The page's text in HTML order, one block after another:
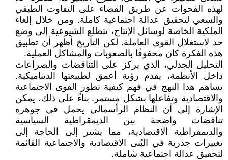
لهذه الفجوات عن طريق القضاء على التفاوت الطبقي
والسعي لتحقيق عدالة اجتماعية كاملة. ومن خلال إلغاء
الملكية الخاصة لوسائل الإنتاج، تتطلع الشيوعية إلى وضع
حد لاستغلال القوى العاملة. لكن التاريخ أظهر أن تطبيق
هذه الفكرة كان محفوفًا بالصعوبات والمشاكل العملية.
التحليل الجدلي، الذي يركز على التناقضات والصراعات
داخل الأنظمة، يقدم رؤية أعمق لطبيعتها الديناميكية.
يساهم هذا النهج في فهم كيفية تطور القوى الاجتماعية
والاقتصادية وتفاعلها بشكل مستمر. بناءً على ذلك، يمكن
الإشارة إلى أن النظام الرأسمالي يحمل في جوهره
تناقضات واضحة بين الديمقراطية السياسية
والديمقراطية الاقتصادية، مما يشير إلى الحاجة إلى
تغييرات جذرية في البُنى الاقتصادية والاجتماعية القائمة
لتحقيق عدالة اجتماعية شاملة.